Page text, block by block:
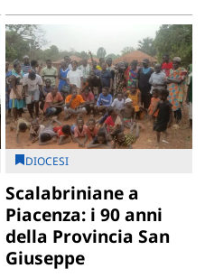
DIOCESI
Scalabriniane a
Piacenza: i 90 anni
della Provincia San
Giuseppe